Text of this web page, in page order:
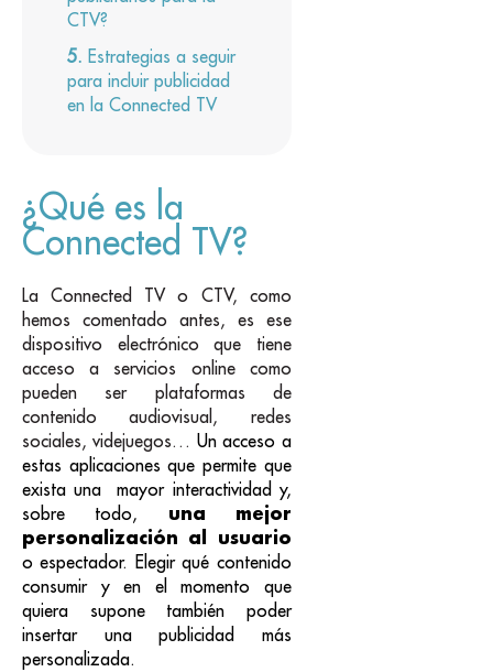
CTV?
Estrategias a seguir
para incluir publicidad
en la Connected TV
¿Qué es la
Connected TV?
La Connected TV o CTV, como
hemos comentado antes, es ese
dispositivo electrónico que tiene
acceso a servicios online como
pueden ser plataformas de
contenido audiovisual, redes
sociales, videjuegos… Un acceso a
estas aplicaciones que permite que
exista una mayor interactividad y,
sobre todo, una mejor
personalización al usuario
o espectador. Elegir qué contenido
consumir y en el momento que
quiera supone también poder
insertar una publicidad más
personalizada.